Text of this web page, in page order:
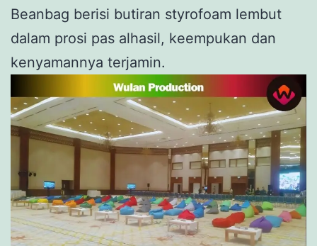
Beanbag berisi butiran styrofoam lembut
dalam prosi pas alhasil, keempukan dan
kenyamannya terjamin.